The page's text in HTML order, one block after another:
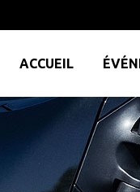
ACCUEIL